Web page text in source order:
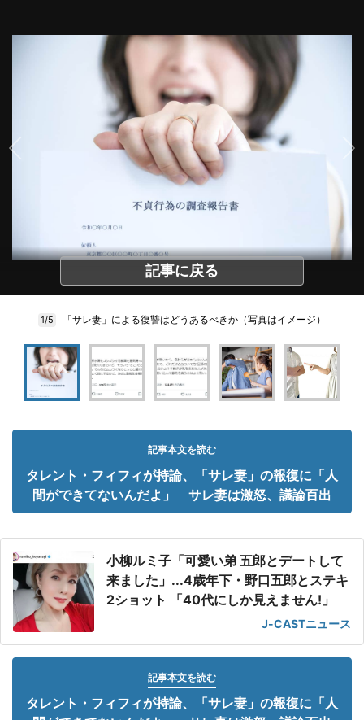
記事に戻る
1/5 「サレ妻」による復讐はどうあるべきか（写真はイメージ）
記事本文を読む
タレント・フィフィが持論、「サレ妻」の報復に「人
間ができてないんだよ」 サレ妻は激怒、議論百出
小柳ルミ子「可愛い弟 五郎とデートして
来ました」...4歳年下・野口五郎とステキ
2ショット 「40代にしか見えません!」
J-CASTニュース
記事本文を読む
タレント・フィフィが持論、「サレ妻」の報復に「人